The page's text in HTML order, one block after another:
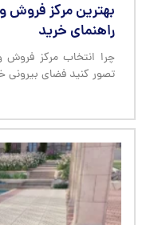
بهترین مرکز
راهنمای خرید
چرا انتخاب مرکز
تصور کنید فضای بیرونی